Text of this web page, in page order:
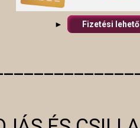
► Fizetési